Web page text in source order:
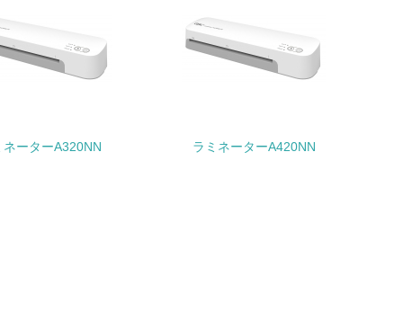
目標や計画を立てている
ネーターA320NN ラミネーターA420NN